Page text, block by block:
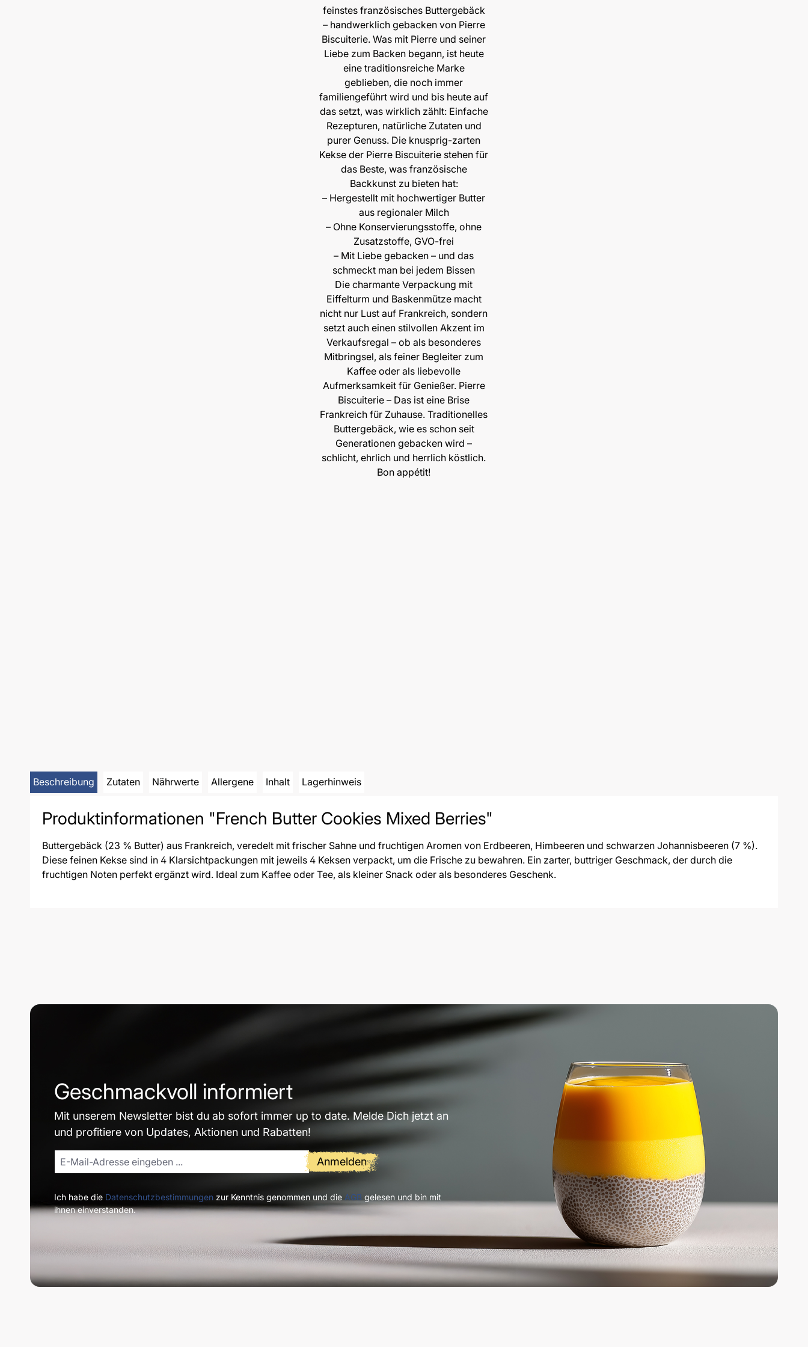
feinstes französisches Buttergebäck
– handwerklich gebacken von Pierre
Biscuiterie. Was mit Pierre und seiner
Liebe zum Backen begann, ist heute
eine traditionsreiche Marke
geblieben, die noch immer
familiengeführt wird und bis heute auf
das setzt, was wirklich zählt: Einfache
Rezepturen, natürliche Zutaten und
purer Genuss. Die knusprig-zarten
Kekse der Pierre Biscuiterie stehen für
das Beste, was französische
Backkunst zu bieten hat:
– Hergestellt mit hochwertiger Butter
aus regionaler Milch
– Ohne Konservierungsstoffe, ohne
Zusatzstoffe, GVO-frei
– Mit Liebe gebacken – und das
schmeckt man bei jedem Bissen
Die charmante Verpackung mit
Eiffelturm und Baskenmütze macht
nicht nur Lust auf Frankreich, sondern
setzt auch einen stilvollen Akzent im
Verkaufsregal – ob als besonderes
Mitbringsel, als feiner Begleiter zum
Kaffee oder als liebevolle
Aufmerksamkeit für Genießer. Pierre
Biscuiterie – Das ist eine Brise
Frankreich für Zuhause. Traditionelles
Buttergebäck, wie es schon seit
Generationen gebacken wird –
schlicht, ehrlich und herrlich köstlich.
Bon appétit!
Beschreibung Zutaten Nährwerte Allergene Inhalt Lagerhinweis
Produktinformationen "French Butter Cookies Mixed Berries"
Buttergebäck (23 % Butter) aus Frankreich, veredelt mit frischer Sahne und fruchtigen Aromen von Erdbeeren, Himbeeren und schwarzen Johannisbeeren (7 %).
Diese feinen Kekse sind in 4 Klarsichtpackungen mit jeweils 4 Keksen verpackt, um die Frische zu bewahren. Ein zarter, buttriger Geschmack, der durch die
fruchtigen Noten perfekt ergänzt wird. Ideal zum Kaffee oder Tee, als kleiner Snack oder als besonderes Geschenk.
Geschmackvoll informiert
Mit unserem Newsletter bist du ab sofort immer up to date. Melde Dich jetzt an
und profitiere von Updates, Aktionen und Rabatten!
Anmelden
Ich habe die Datenschutzbestimmungen zur Kenntnis genommen und die AGB gelesen und bin mit
ihnen einverstanden.